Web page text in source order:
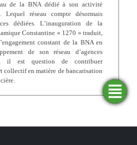
de la BNA dédié à son activité
Lequel réseau compte désormais
dédiées. L‘inauguration de la
Constantine « 1270 » traduit,
constant de la BNA en
de son réseau d’agences
il est question de contribuer
collectif en matière de bancarisation
Trouver
une
agence
Demander
un
financement
Simulateurs
Ouvrir
un
compte